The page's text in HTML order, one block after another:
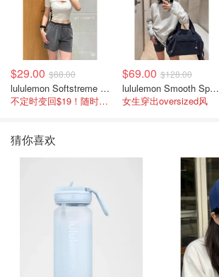
$29.00 $88.00
lululemon Softstreme 女士高腰短裤 10cm
不定时变回$19！随时点进来看
$69.00 $128.00
lululemon Smooth Spacer 经典卫衣
女生穿出oversized风
猜你喜欢